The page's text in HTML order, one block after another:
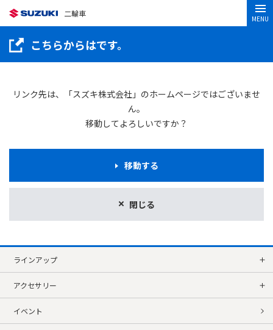
二輪車
MENU
こちらからはです。
リンク先は、「スズキ株式会社」のホームページではございませ
ん。
移動してよろしいですか？
閉じる
移動する
ラインアップ
アクセサリー
イベント